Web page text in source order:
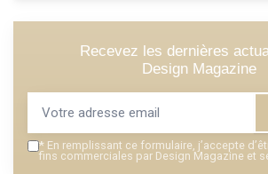
Recevez les dernières
Design Magazine
* En remplissant ce formulaire, j’accepte
fins commerciales par Design Magazine et